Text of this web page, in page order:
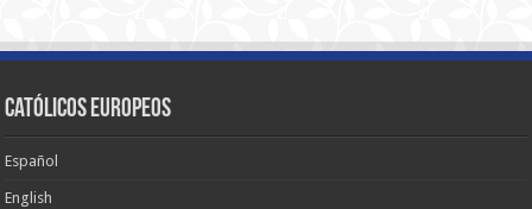
Católicos Europeos
Español
English